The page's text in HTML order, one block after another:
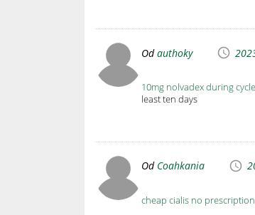
Odauthoky
10mg nolvadex during cycle
least ten days
Od Coahkania
cheap cialis no prescription